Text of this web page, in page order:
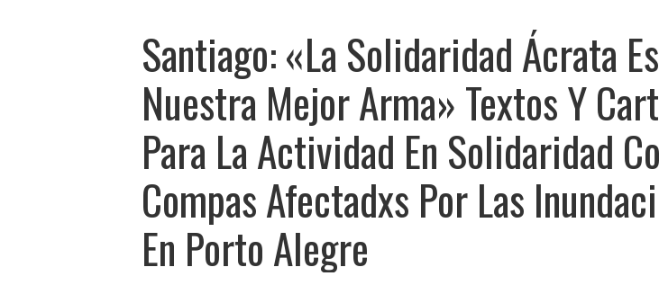
Santiago: «La Solidaridad Ácrata Es
Nuestra Mejor Arma» Textos Y
Para La Actividad En Solidaridad
Compas Afectadxs Por Las
En Porto Alegre